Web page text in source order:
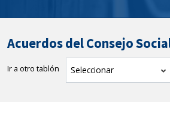
Acuerdos del Consejo
Ir a otro tablón Seleccionar